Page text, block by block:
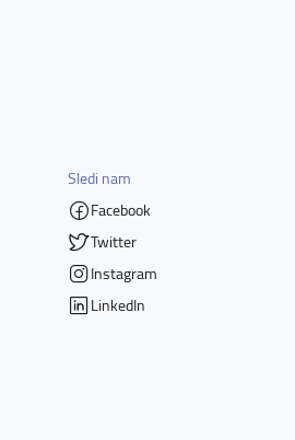
Sledi nam
Facebook
Twitter
Instagram
LinkedIn